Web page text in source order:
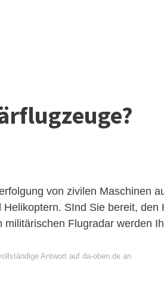
von zivilen Maschinen
SInd Sie bereit, den
Flugradar werden
Antwort auf da-oben.de an